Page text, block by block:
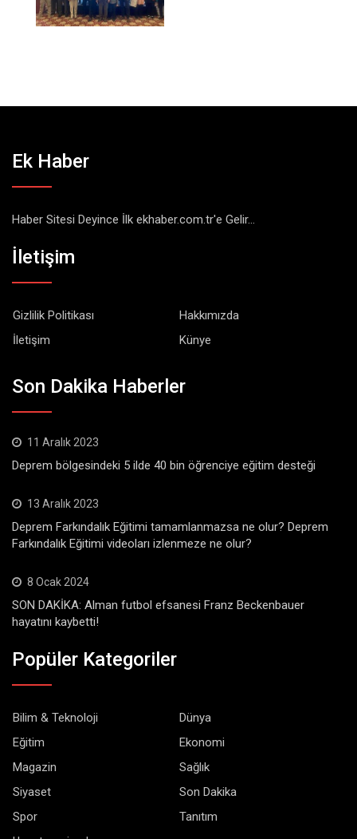
Ek Haber
Haber Sitesi Deyince İlk ekhaber.com.tr'e Gelir...
İletişim
Gizlilik Politikası
Hakkımızda
İletişim
Künye
Son Dakika Haberler
11 Aralık 2023
Deprem bölgesindeki 5 ilde 40 bin öğrenciye eğitim desteği
13 Aralık 2023
Deprem Farkındalık Eğitimi tamamlanmazsa ne olur? Deprem
Farkındalık Eğitimi videoları izlenmeze ne olur?
8 Ocak 2024
SON DAKİKA: Alman futbol efsanesi Franz Beckenbauer
hayatını kaybetti!
Popüler Kategoriler
Bilim & Teknoloji
Dünya
Eğitim
Ekonomi
Magazin
Sağlık
Siyaset
Son Dakika
Spor
Tanıtım